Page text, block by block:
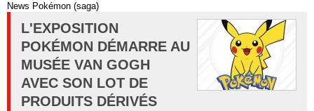
News Pokémon (saga)
L'EXPOSITION
POKÉMON DÉMARRE AU
MUSÉE VAN GOGH
AVEC SON LOT DE
PRODUITS DÉRIVÉS